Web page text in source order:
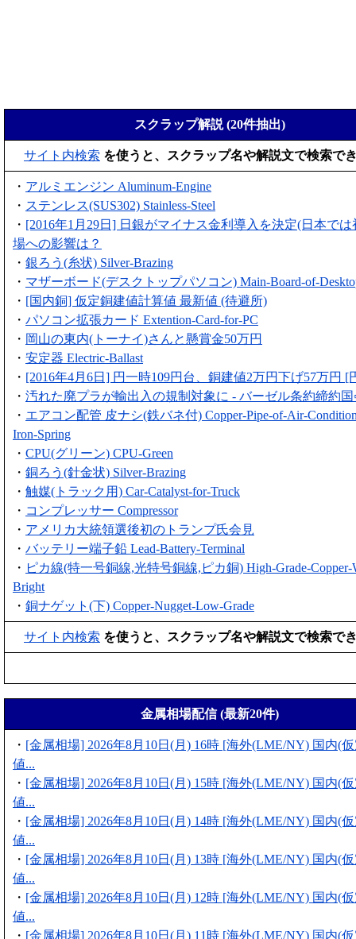
スクラップ解説 (20件抽出)
サイト内検索 を使うと、スクラップ名や解説文で検索で
・ アルミエンジン Aluminum-Engine
・ ステンレス(SUS302) Stainless-Steel
・ [2016年1月29日] 日銀がマイナス金利導入を決定(日本では
場への影響は？
・ 銀ろう(糸状) Silver-Brazing
・ マザーボード(デスクトップパソコン) Main-Board-of-
・ [国内銅] 仮定銅建値計算値 最新値 (待避所)
・ パソコン拡張カード Extention-Card-for-PC
・ 岡山の東内(トーナイ)さんと懸賞金50万円
・ 安定器 Electric-Ballast
・ [2016年4月6日] 円一時109円台、銅建値2万円下げ57万円 [
・ 汚れた廃プラが輸出入の規制対象に - バーゼル条約締約
・ エアコン配管 皮ナシ(鉄バネ付) Copper-Pipe-of-Air-
Iron-Spring
・ CPU(グリーン) CPU-Green
・ 銅ろう(針金状) Silver-Brazing
・ 触媒(トラック用) Car-Catalyst-for-Truck
・ コンプレッサー Compressor
・ アメリカ大統領選後初のトランプ氏会見
・ バッテリー端子鉛 Lead-Battery-Terminal
・ ピカ線(特一号銅線,光特号銅線,ピカ銅) High-Grade-Copper-
Bright
・ 銅ナゲット(下) Copper-Nugget-Low-Grade
サイト内検索 を使うと、スクラップ名や解説文で検索で
金属相場配信 (最新20件)
・ [金属相場] 2026年8月10日(月) 16時 [海外(LME/NY) 国内(
値...
・ [金属相場] 2026年8月10日(月) 15時 [海外(LME/NY) 国内(
値...
・ [金属相場] 2026年8月10日(月) 14時 [海外(LME/NY) 国内(
値...
・ [金属相場] 2026年8月10日(月) 13時 [海外(LME/NY) 国内(
値...
・ [金属相場] 2026年8月10日(月) 12時 [海外(LME/NY) 国内(
値...
・ [金属相場] 2026年8月10日(月) 11時 [海外(LME/NY) 国内(